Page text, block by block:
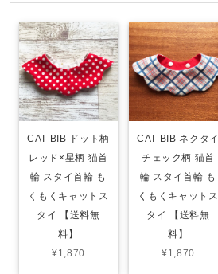
CAT BIB ドット柄
レッド×星柄 猫首
輪 スタイ首輪 も
くもくキャットス
タイ 【送料無
料】
¥1,870
CAT BIB ネクタイ
チェック柄 猫首
輪 スタイ首輪 も
くもくキャットス
タイ 【送料無
料】
¥1,870